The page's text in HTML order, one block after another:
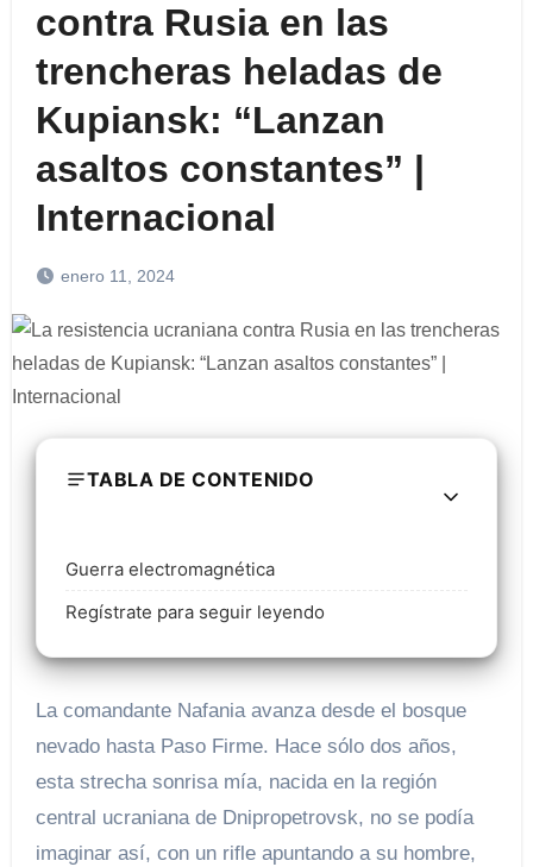
contra Rusia en las
trencheras heladas de
Kupiansk: “Lanzan
asaltos constantes” |
Internacional
enero 11, 2024
TABLA DE CONTENIDO
Guerra electromagnética
Regístrate para seguir leyendo
La comandante Nafania avanza desde el bosque
nevado hasta Paso Firme. Hace sólo dos años,
esta strecha sonrisa mía, nacida en la región
central ucraniana de Dnipropetrovsk, no se podía
imaginar así, con un rifle apuntando a su hombre,